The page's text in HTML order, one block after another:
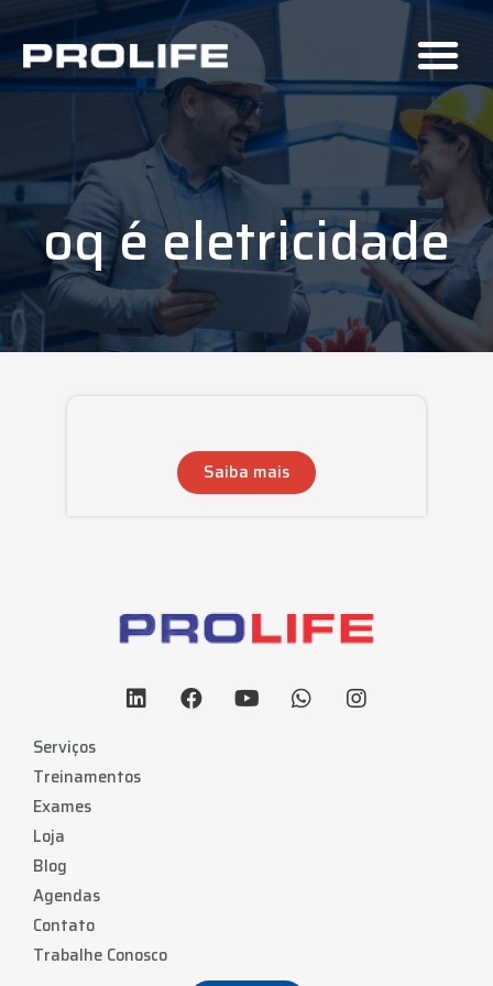
oq é eletricidade
Saiba mais
Serviços
Treinamentos
Exames
Loja
Blog
Agendas
Contato
Trabalhe Conosco